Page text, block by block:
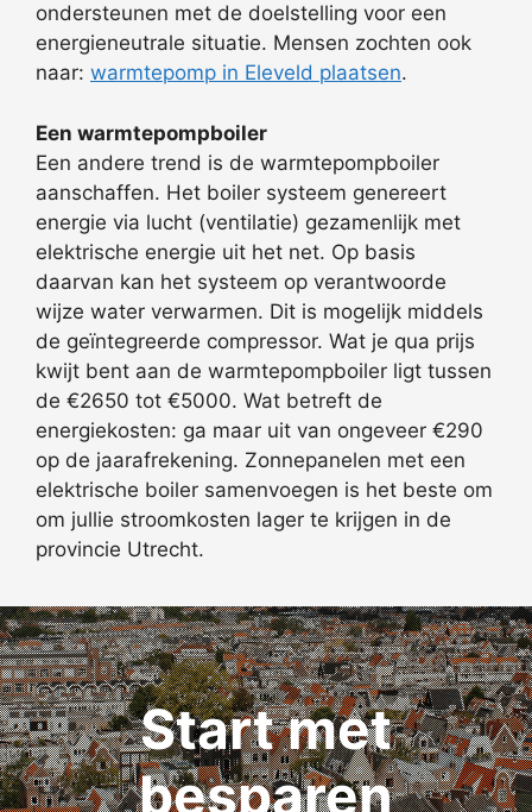
ondersteunen met de doelstelling voor een
energieneutrale situatie. Mensen zochten ook
naar: warmtepomp in Eleveld plaatsen.
Een warmtepompboiler
Een andere trend is de warmtepompboiler
aanschaffen. Het boiler systeem genereert
energie via lucht (ventilatie) gezamenlijk met
elektrische energie uit het net. Op basis
daarvan kan het systeem op verantwoorde
wijze water verwarmen. Dit is mogelijk middels
de geïntegreerde compressor. Wat je qua prijs
kwijt bent aan de warmtepompboiler ligt tussen
de €2650 tot €5000. Wat betreft de
energiekosten: ga maar uit van ongeveer €290
op de jaarafrekening. Zonnepanelen met een
elektrische boiler samenvoegen is het beste om
om jullie stroomkosten lager te krijgen in de
provincie Utrecht.
Start met
besparen